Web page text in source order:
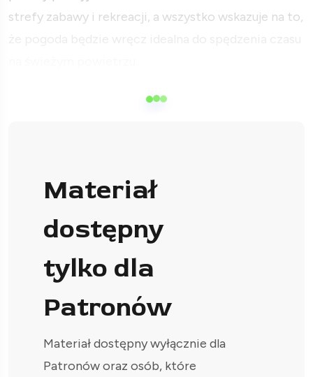
strefy zabawy i rekreacji, a wszystko wskazuje na to,
Materiał
dostępny
tylko dla
Patronów
Materiał dostępny wyłącznie dla
Patronów oraz osób, które